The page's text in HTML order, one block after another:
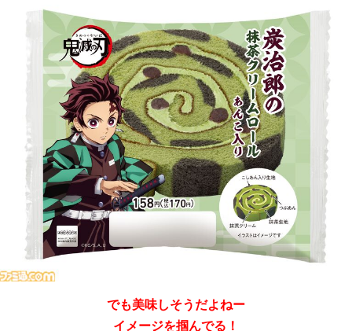
でも美味しそうだよねー
イメージを掴んでる！